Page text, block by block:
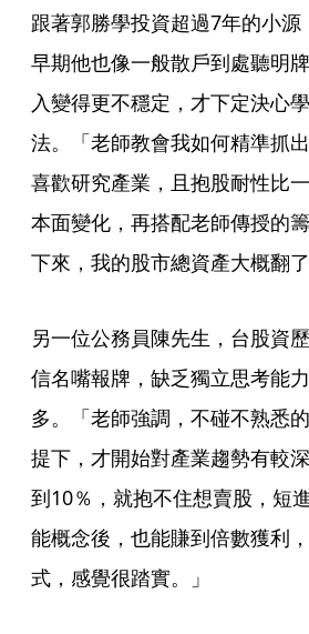
跟著郭勝學投資超過7年的小
早期他也像一般散戶到處聽明
入變得更不穩定，才下定決心
法。「老師教會我如何精準抓
喜歡研究產業，且抱股耐性比
本面變化，再搭配老師傳授的
下來，我的股市總資產大概翻了
另一位公務員陳先生，台股資
信名嘴報牌，缺乏獨立思考能
多。「老師強調，不碰不熟悉
提下，才開始對產業趨勢有較
到10％，就抱不住想賣股，短
能概念後，也能賺到倍數獲利
式，感覺很踏實。」